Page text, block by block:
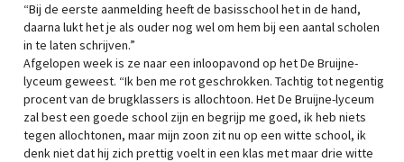
“Bij de eerste aanmelding heeft de basisschool het in de hand,
daarna lukt het je als ouder nog wel om hem bij een aantal scholen
in te laten schrijven.”
Afgelopen week is ze naar een inloopavond op het De Bruijne-
lyceum geweest. “Ik ben me rot geschrokken. Tachtig tot negentig
procent van de brugklassers is allochtoon. Het De Bruijne-lyceum
zal best een goede school zijn en begrijp me goed, ik heb niets
tegen allochtonen, maar mijn zoon zit nu op een witte school, ik
denk niet dat hij zich prettig voelt in een klas met maar drie witte